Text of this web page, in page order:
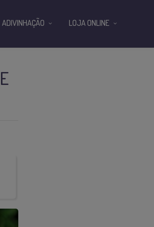
ADIVINHAÇÃO LOJA ONLINE